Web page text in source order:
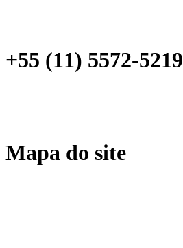
+55 (11) 5572-5219
Mapa do site